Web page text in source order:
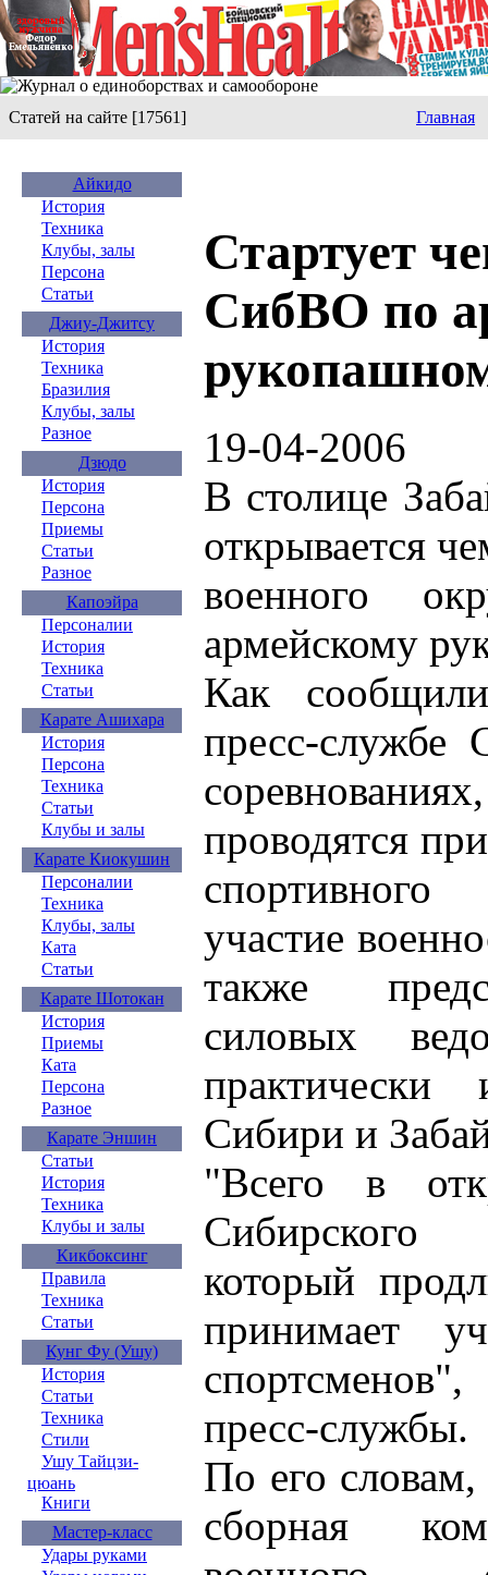
Статей на сайте [17561] Главная
Айкидо
История
Техника
Клубы, залы
Персона
Статьи
Джиу-Джитсу
История
Техника
Бразилия
Клубы, залы
Разное
Дзюдо
История
Персона
Приемы
Статьи
Разное
Капоэйра
Персоналии
История
Техника
Статьи
Карате Ашихара
История
Персона
Техника
Статьи
Клубы и залы
Карате Киокушин
Персоналии
Техника
Клубы, залы
Ката
Статьи
Карате Шотокан
История
Приемы
Ката
Персона
Разное
Карате Эншин
Статьи
История
Техника
Клубы и залы
Кикбоксинг
Правила
Техника
Статьи
Кунг Фу (Ушу)
История
Статьи
Техника
Стили
Ушу Тайцзи-
цюань
Книги
Мастер-класс
Удары руками
Стартует
СибВО по
19-04-2006
В столице
открывается
военного
армейскому
Как
пресс-
проводятся
участие
также
силовых
Сибири и
"Всего в
Сибирского
который
принимает
пресс-службы.
По его словам,
сборная